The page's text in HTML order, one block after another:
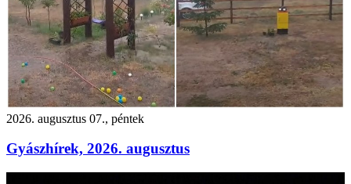
2026. augusztus 07., péntek
Gyászhírek, 2026. augusztus